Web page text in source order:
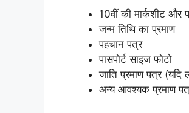
10वीं की मार्कशीट और
जन्म तिथि का प्रमाण
पहचान पत्र
पासपोर्ट साइज फोटो
जाति प्रमाण पत्र (यदि
अन्य आवश्यक प्रमाण